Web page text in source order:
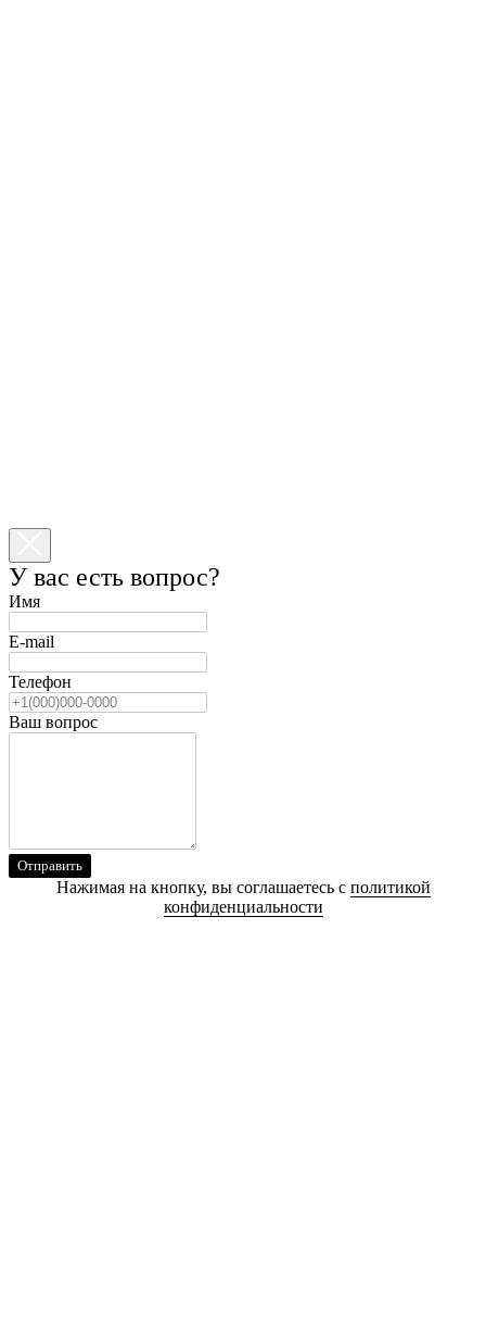
У вас есть вопрос?
Имя
E-mail
Телефон
Ваш вопрос
Отправить
Нажимая на кнопку, вы соглашаетесь с политикой
конфиденциальности